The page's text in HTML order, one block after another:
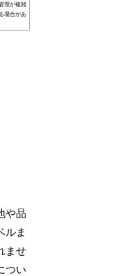
理が複雑
場合があ
や品
ルま
ませ
つい